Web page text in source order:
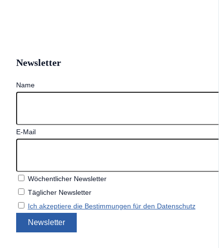
Newsletter
Name
E-Mail
Wöchentlicher Newsletter
Täglicher Newsletter
Ich akzeptiere die Bestimmungen für den Datenschutz